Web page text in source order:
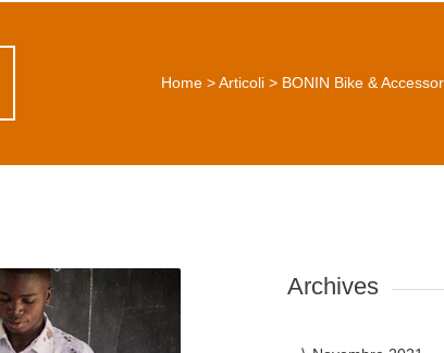
Home >Articoli > BONIN Bike &
Archives